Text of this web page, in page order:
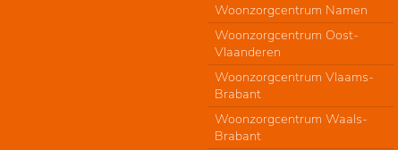
Woonzorgcentrum Namen
Woonzorgcentrum Oost-
Vlaanderen
Woonzorgcentrum Vlaams-
Brabant
Woonzorgcentrum Waals-
Brabant